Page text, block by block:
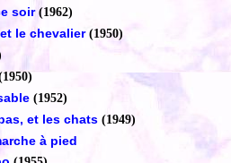
soir (1962)
le chevalier (1950)
(1952)
et les chats (1949)
à pied